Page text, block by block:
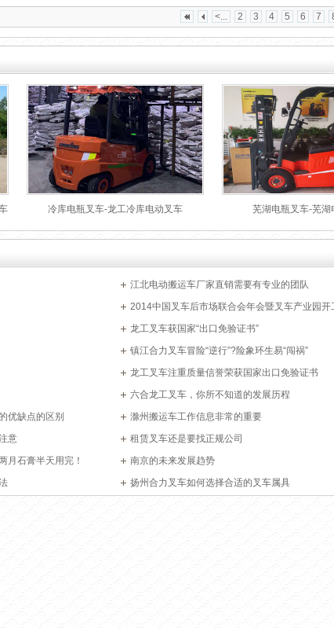
<... 2 3 4 5 6 7
冷库电瓶叉车-龙工冷库电动叉车 芜湖电瓶叉车-芜湖
江北电动搬运车厂家直销需要有专业的团队
2014中国叉车后市场联合会年会暨叉车产业园开
开 龙工叉车获国家“出口免验证书”
镇江合力叉车冒险“逆行”?险象环生易“闯祸”
龙工叉车注重质量信誉荣获国家出口免验证书
六合龙工叉车，你所不知道的发展历程
优缺点的区别
滁州搬运车工作信息非常的重要
意
租赁叉车还是要找正规公司
月石膏半天用完！
南京的未来发展趋势
扬州合力叉车如何选择合适的叉车属具